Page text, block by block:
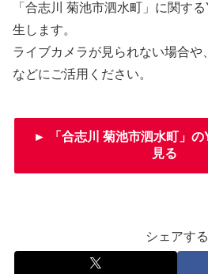
「合志川 菊池市泗水町」に関す
生します。
ライブカメラが見られない場合
などにご活用ください。
► 「合志川 菊池市泗水町」
見る
シェアする